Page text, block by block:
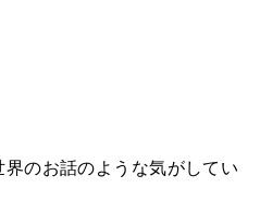
のお話のような気がしてい